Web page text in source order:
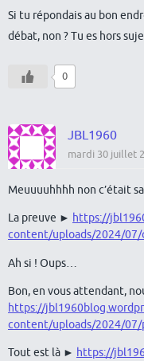
Si tu répondais au bon
débat, non ? Tu es hors
0
JBL1960
mardi 30 juillet
Meuuuuhhhh non c’était
La preuve ► https://
content/uploads/2024/07/
Ah si ! Oups…
Bon, en vous attendant,
https://
content/uploads/2024/07/
Tout est là ► https://